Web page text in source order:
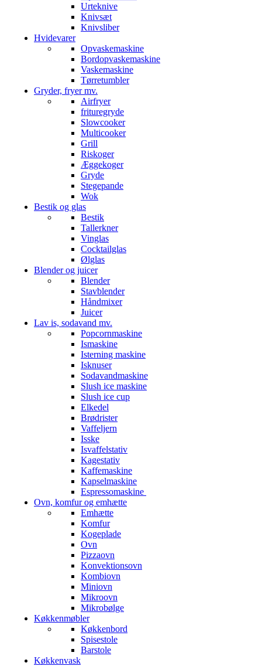
Urteknive
Knivsæt
Knivsliber
Hvidevarer
Opvaskemaskine
Bordopvaskemaskine
Vaskemaskine
Tørretumbler
Gryder, fryer mv.
Airfryer
frituregryde
Slowcooker
Multicooker
Grill
Riskoger
Æggekoger
Gryde
Stegepande
Wok
Bestik og glas
Bestik
Tallerkner
Vinglas
Cocktailglas
Ølglas
Blender og juicer
Blender
Stavblender
Håndmixer
Juicer
Lav is, sodavand mv.
Popcornmaskine
Ismaskine
Isterning maskine
Isknuser
Sodavandmaskine
Slush ice maskine
Slush ice cup
Elkedel
Brødrister
Vaffeljern
Isske
Isvaffelstativ
Kagestativ
Kaffemaskine
Kapselmaskine
Espressomaskine
Ovn, komfur og emhætte
Emhætte
Komfur
Kogeplade
Ovn
Pizzaovn
Konvektionsovn
Kombiovn
Miniovn
Mikroovn
Mikrobølge
Køkkenmøbler
Køkkenbord
Spisestole
Barstole
Køkkenvask